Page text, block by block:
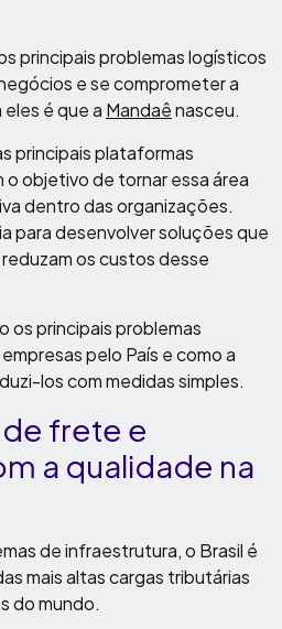
principais problemas logísticos
e se comprometer a
é que a Mandaênasceu.
principais plataformas
objetivo de tornar essa área
dentro das organizações.
para desenvolver soluções que
os custos desse
os principais problemas
pelo País e como a
los com medidas simples.
de frete e
a qualidade na
de infraestrutura, o Brasil é
mais altas cargas tributárias
do mundo.